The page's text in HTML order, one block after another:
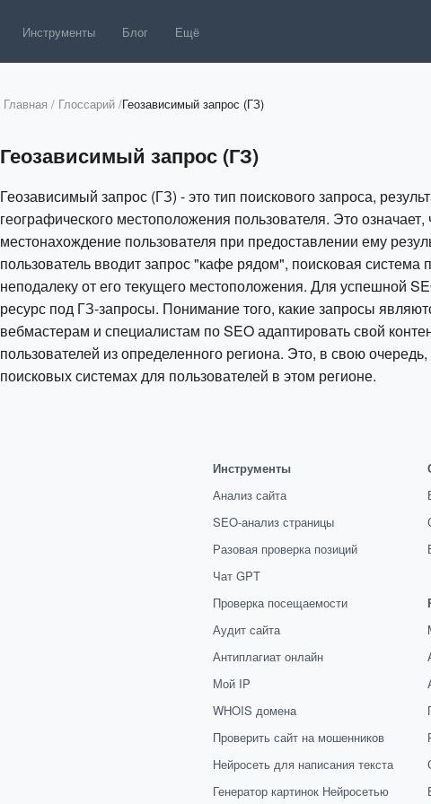
Инструменты Блог Ещё
Главная / Глоссарий /Геозависимый запрос (ГЗ)
Геозависимый запрос (ГЗ)
Геозависимый запрос (ГЗ) - это тип поискового запроса,
географического местоположения пользователя. Это
местонахождение пользователя при предоставлении ему
пользователь вводит запрос "кафе рядом", поисковая система
неподалеку от его текущего местоположения. Для успешной
ресурс под ГЗ-запросы. Понимание того, какие запросы
вебмастерам и специалистам по SEO адаптировать свой
пользователей из определенного региона. Это, в свою
поисковых системах для пользователей в этом регионе.
Инструменты
Анализ сайта
SEO-анализ страницы
Разовая проверка позиций
Чат GPT
Проверка посещаемости
Аудит сайта
Антиплагиат онлайн
Мой IP
WHOIS домена
Проверить сайт на мошенников
Нейросеть для написания текста
Генератор картинок Нейросетью